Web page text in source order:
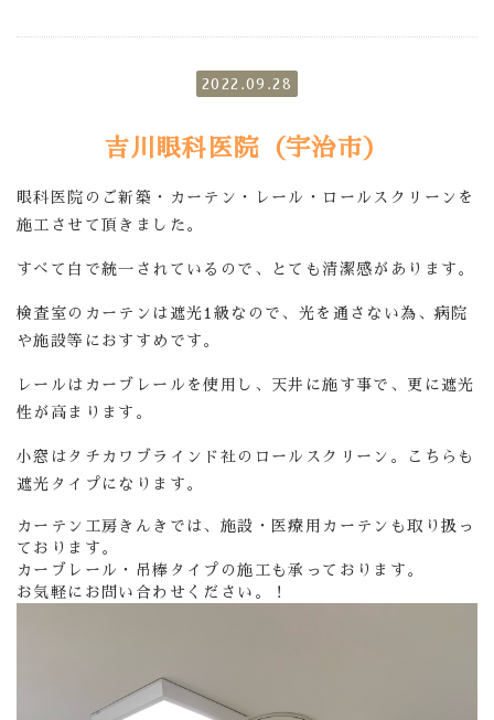
2022.09.28
吉川眼科医院（宇治市）
眼科医院のご新築・カーテン・レール・ロールスクリーンを
施工させて頂きました。
すべて白で統一されているので、とても清潔感があります。
検査室のカーテンは遮光1級なので、光を通さない為、病院
や施設等におすすめです。
レールはカーブレールを使用し、天井に施す事で、更に遮光
性が高まります。
小窓はタチカワブラインド社のロールスクリーン。こちらも
遮光タイプになります。
カーテン工房きんきでは、施設・医療用カーテンも取り扱っ
ております。
カーブレール・吊棒タイプの施工も承っております。
お気軽にお問い合わせください。！